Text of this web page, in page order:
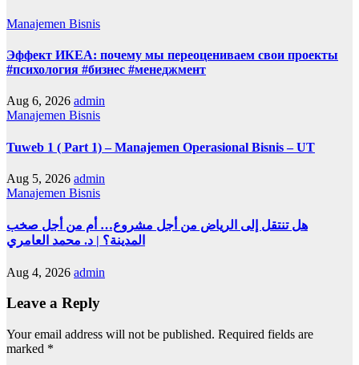
Manajemen Bisnis
Эффект ИКЕА: почему мы переоцениваем свои проекты
#психология #бизнес #менеджмент
Aug 6, 2026 admin
Manajemen Bisnis
Tuweb 1 ( Part 1) – Manajemen Operasional Bisnis – UT
Aug 5, 2026 admin
Manajemen Bisnis
هل تنتقل إلى الرياض من أجل مشروع… أم من أجل صخب
المدينة؟ | د. محمد العامري
Aug 4, 2026 admin
Leave a Reply
Your email address will not be published. Required fields are
marked *